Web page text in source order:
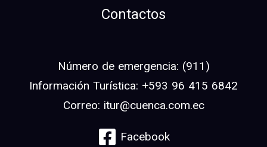
Contactos
Número de emergencia: (911)
Información Turística: +593 96 415 6842
Correo: itur@cuenca.com.ec
Facebook